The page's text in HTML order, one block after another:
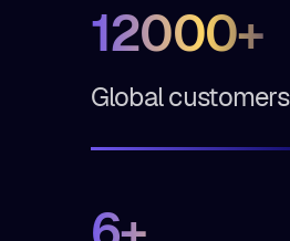
12000+
Global customers